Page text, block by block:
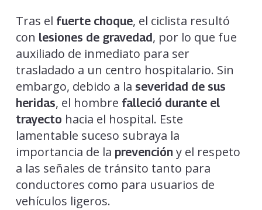
Tras el fuerte choque, el ciclista resultó
con lesiones de gravedad, por lo que fue
auxiliado de inmediato para ser
trasladado a un centro hospitalario. Sin
embargo, debido a la severidad de sus
heridas, el hombre falleció durante el
trayecto hacia el hospital. Este
lamentable suceso subraya la
importancia de la prevención y el respeto
a las señales de tránsito tanto para
conductores como para usuarios de
vehículos ligeros.